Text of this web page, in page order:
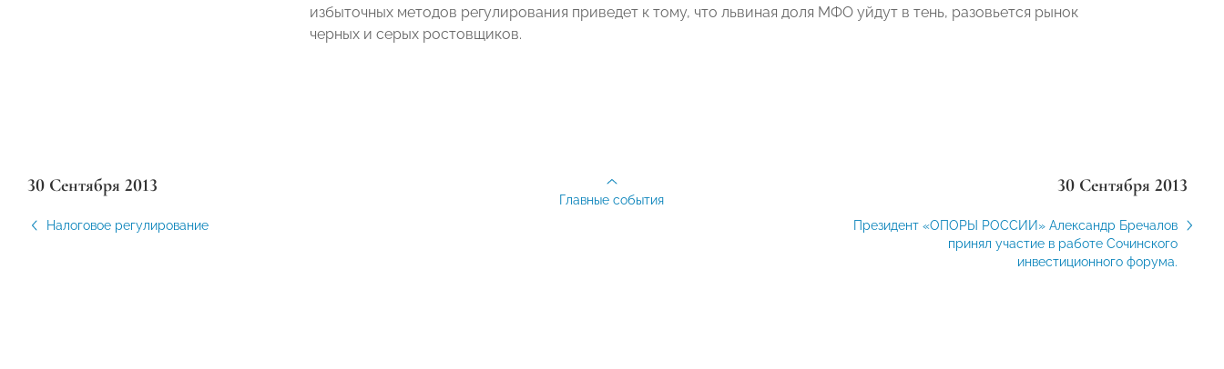
избыточных методов регулирования приведет к тому, что львиная доля МФО уйдут в тень, разовьется рынок
черных и серых ростовщиков.
30 Сентября 2013
Налоговое регулирование
30 Сентября 2013
Президент «ОПОРЫ РОССИИ» Александр Бречалов
принял участие в работе Сочинского
инвестиционного форума.
Главные события